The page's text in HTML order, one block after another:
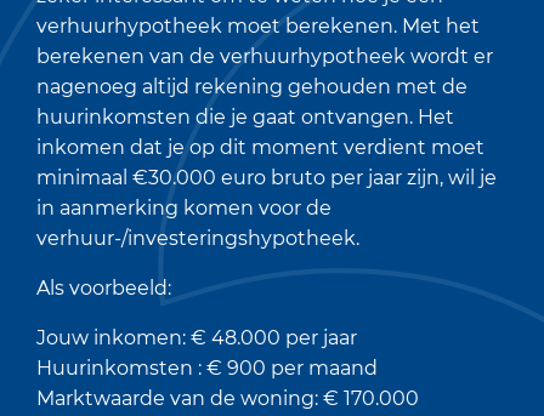
verhuurhypotheek moet berekenen. Met het
berekenen van de verhuurhypotheek wordt er
nagenoeg altijd rekening gehouden met de
huurinkomsten die je gaat ontvangen. Het
inkomen dat je op dit moment verdient moet
minimaal €30.000 euro bruto per jaar zijn, wil je
in aanmerking komen voor de
verhuur-/investeringshypotheek.
Als voorbeeld:
Jouw inkomen: € 48.000 per jaar
Huurinkomsten : € 900 per maand
Marktwaarde van de woning: € 170.000